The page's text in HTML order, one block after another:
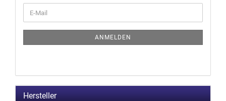
ANMELDEN
Hersteller